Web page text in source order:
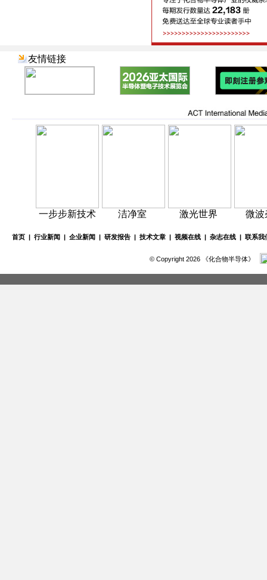
友情链接
一步步新技术 洁净室 激光世界 微波
首页 | 行业新闻 | 企业新闻 | 研发报告 | 技术文章 | 视频在线 | 杂志在线 | 联系我
© Copyright 2026 《化合物半导体》